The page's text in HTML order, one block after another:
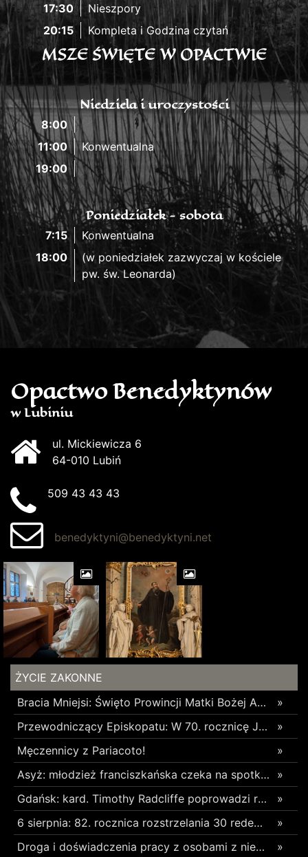
17:30
Nieszpory
20:15
Kompleta i Godzina czytań
MSZE ŚWIĘTE W OPACTWIE
Niedziela i uroczystości
8:00
11:00
Konwentualna
19:00
Poniedziałek - sobota
7:15
Konwentualna
18:00
(w poniedziałek zazwyczaj w kościele
pw. św. Leonarda)
Opactwo Benedyktynów
w Lubiniu
ul. Mickiewicza 6
64-010 Lubiń
509 43 43 43
benedyktyni@benedyktyni.net
ŻYCIE ZAKONNE
»
Bracia Mniejsi: Święto Prowincji Matki Bożej Anielskiej w Wieliczce
»
Przewodniczący Episkopatu: W 70. rocznicę Jasnogórskich Ślubów Narodu skierujmy nasze serce ku Maryi
»
Męczennicy z Pariacoto!
»
Asyż: młodzież franciszkańska czeka na spotkanie z Leonem XIV
»
Gdańsk: kard. Timothy Radcliffe poprowadzi rekolekcje podczas odpustu św. Dominika
»
6 sierpnia: 82. rocznica rozstrzelania 30 redemptorystów w czasie Rzezi Woli
»
Droga i doświadczenia pracy z osobami z niepełnosprawnościami – rozmowa z s. Anuaritą Ewą Tutką